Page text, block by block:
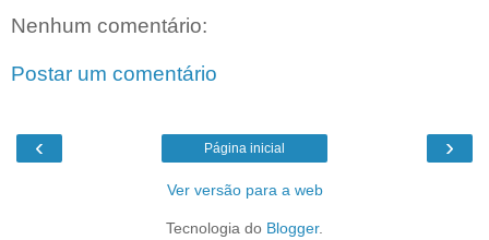
Nenhum comentário:
Postar um comentário
‹ ›
Página inicial
Ver versão para a web
Tecnologia do Blogger.